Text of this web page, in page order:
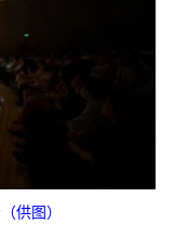
供图）